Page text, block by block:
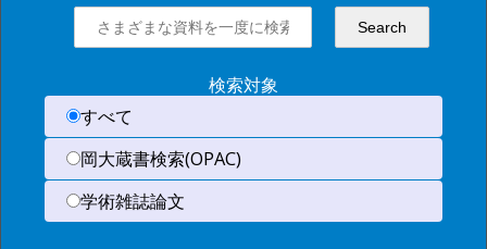
検索対象
すべて
岡大蔵書検索(OPAC)
学術雑誌論文